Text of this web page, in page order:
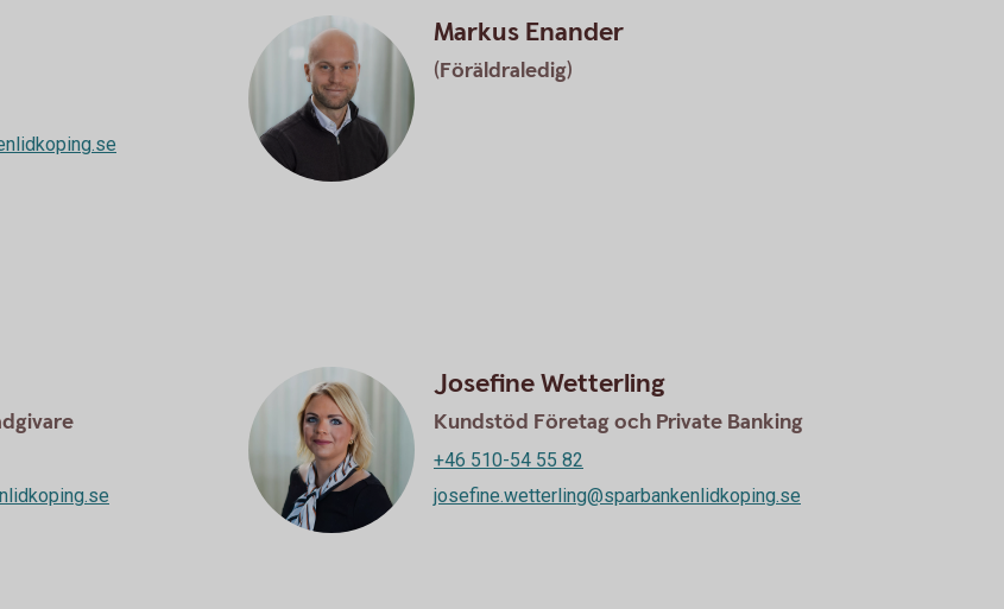
Markus Enander
(Föräldraledig)
Josefine Wetterling
Kundstöd Företag och Private Banking
+46 510-54 55 82
josefine.wetterling@sparbankenlidkoping.se